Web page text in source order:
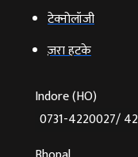
टेक्‍नोलॉजी
ज़रा हटके
Indore (HO)
0731-4220027/